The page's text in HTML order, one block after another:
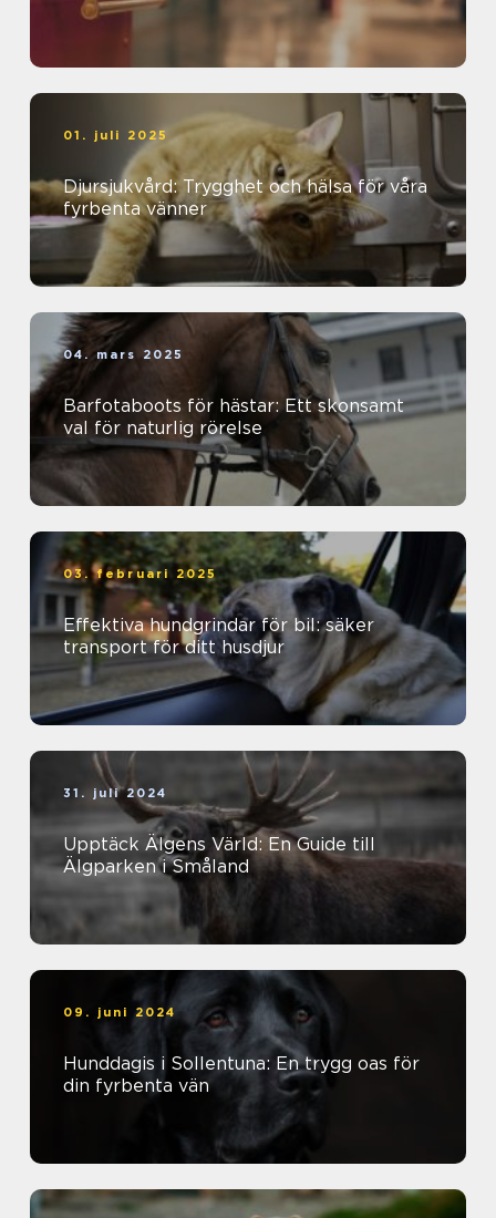
01. juli 2025
Djursjukvård: Trygghet och hälsa för våra
fyrbenta vänner
04. mars 2025
Barfotaboots för hästar: Ett skonsamt
val för naturlig rörelse
03. februari 2025
Effektiva hundgrindar för bil: säker
transport för ditt husdjur
31. juli 2024
Upptäck Älgens Värld: En Guide till
Älgparken i Småland
09. juni 2024
Hunddagis i Sollentuna: En trygg oas för
din fyrbenta vän